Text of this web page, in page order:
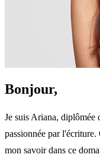
Bonjour,
Je suis Ariana, diplômée
passionnée par l'écriture.
mon savoir dans ce